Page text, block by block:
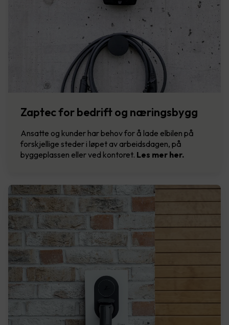
Zaptec for bedrift og næringsbygg
Ansatte og kunder har behov for å lade elbilen på
forskjellige steder i løpet av arbeidsdagen, på
byggeplassen eller ved kontoret. Les mer her.